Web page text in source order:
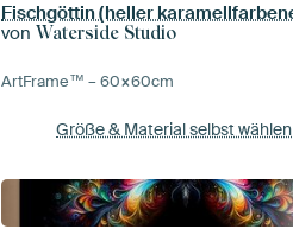
vonWaterside Studio
ArtFrame™ –60×60cm
Größe & Material selbst wählen